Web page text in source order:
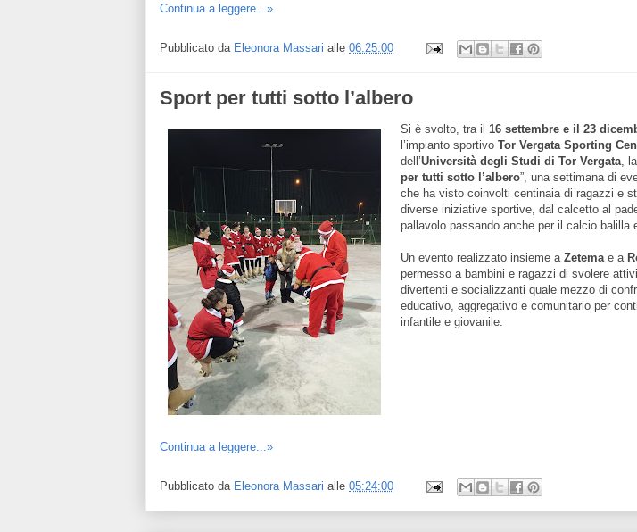
Continua a leggere...»
Pubblicato da Eleonora Massari alle 06:25:00
Sport per tutti sotto l’albero
Si è svolto, tra il 16 settembre e il 23
l’impianto sportivo Tor Vergata Sporting
dell’Università degli Studi di Tor Vergata ,
per tutti sotto l’albero”, una settimana di
che ha visto coinvolti centinaia di ragazzi e
diverse iniziative sportive, dal calcetto al
pallavolo passando anche per il calcio balilla
Un evento realizzato insieme a Zetema e a
permesso a bambini e ragazzi di svolere
divertenti e socializzanti quale mezzo di
educativo, aggregativo e comunitario per
infantile e giovanile.
Continua a leggere...»
Pubblicato da Eleonora Massari alle 05:24:00